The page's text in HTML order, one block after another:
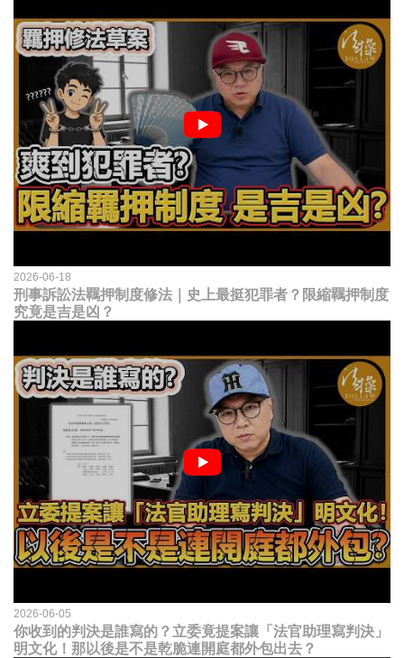
2026-06-18
刑事訴訟法羈押制度修法｜史上最挺犯罪者？限縮羈押制度
究竟是吉是凶？
2026-06-05
你收到的判決是誰寫的？立委竟提案讓「法官助理寫判決」
明文化！那以後是不是乾脆連開庭都外包出去？